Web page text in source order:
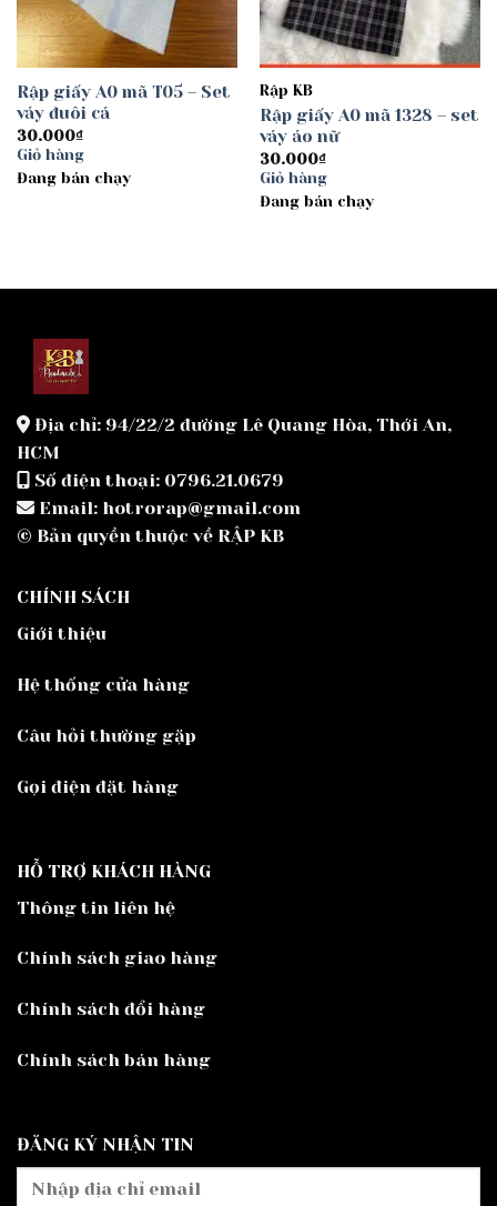
Rập giấy A0 mã T05 – Set
váy đuôi cá
30.000₫
Giỏ hàng
Đang bán chạy
Rập KB
Rập giấy A0 mã 1328 – set
váy áo nữ
30.000₫
Giỏ hàng
Đang bán chạy
Địa chỉ: 94/22/2 đường Lê Quang Hòa, Thới An,
HCM
Số điện thoại: 0796.21.0679
Email: hotrorap@gmail.com
© Bản quyền thuộc về RẬP KB
CHÍNH SÁCH
Giới thiệu
Hệ thống cửa hàng
Câu hỏi thường gặp
Gọi điện đặt hàng
HỖ TRỢ KHÁCH HÀNG
Thông tin liên hệ
Chính sách giao hàng
Chính sách đổi hàng
Chính sách bán hàng
ĐĂNG KÝ NHẬN TIN